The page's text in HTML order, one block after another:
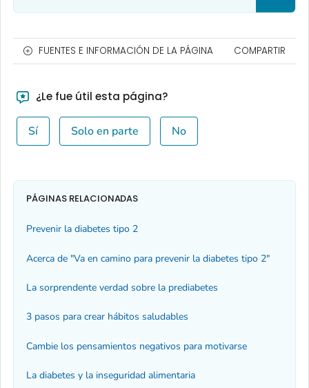
FUENTES E INFORMACIÓN DE LA PÁGINA COMPARTIR
¿Le fue útil esta página?
Sí Solo en parte No
PÁGINAS RELACIONADAS
Prevenir la diabetes tipo 2
Acerca de "Va en camino para prevenir la diabetes tipo 2"
La sorprendente verdad sobre la prediabetes
3 pasos para crear hábitos saludables
Cambie los pensamientos negativos para motivarse
La diabetes y la inseguridad alimentaria